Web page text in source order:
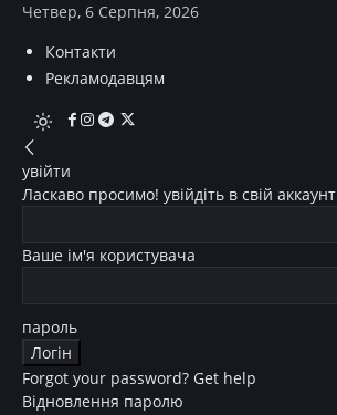
Четвер, 6 Серпня, 2026
Контакти
Рекламодавцям
увійти
Ласкаво просимо! увійдіть в свій аккаунт
Ваше ім'я користувача
пароль
Forgot your password? Get help
Відновлення паролю